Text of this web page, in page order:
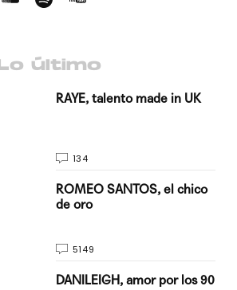
Lo último
RAYE, talento made in UK
134
ROMEO SANTOS, el chico
de oro
5149
DANILEIGH, amor por los 90